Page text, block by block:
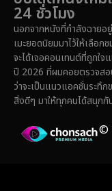
Family ครอบครัว
Fantasy จินตนา
Fiction
Gothic
24 ชั่วโมง
นอกจากหนังที่กำลังฉาย
เมะยอดนิยมมาไว้ให้เลือ
จะได้เจอคอนเทนต์ที่ถูกใจ
ปี 2026 ที่ผมคอยตรวจส
ว่าจะเป็นแนวแอคชั่นระ
สิ่งดีๆ มาให้ทุกคนได้สนุก
©